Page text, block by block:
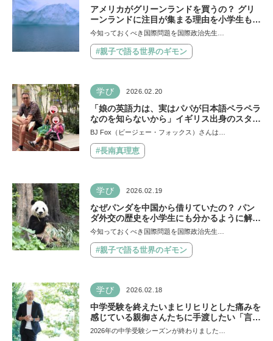
アメリカがグリーンランドを買うの？ グリ
ーンランドに注目が集まる理由を小学生も分
かるように解説【親子で語る国際問題】
今知っておくべき国際問題を国際政治先生…
#親子で語る世界のギモン
学び 2026.02.20
「娘の英語力は、実はパパが日本語ペラペラ
なのを知らないから」イギリス出身のスタン
ダップコメディアンBJ Foxさん、子どもの
BJ Fox（ビージェー・フォックス）さんは…
#長南真理恵
学び 2026.02.19
なぜパンダを中国から借りていたの？ パン
ダ外交の歴史を小学生にも分かるように解説
【親子で語る国際問題】
今知っておくべき国際問題を国際政治先生…
#親子で語る世界のギモン
学び 2026.02.18
中学受験を終えたいまヒリヒリとした痛みを
感じている親御さんたちに手渡したい「言葉
の絆創膏」 教育ジャーナリストおおたとし
2026年の中学受験シーズンが終わりました…